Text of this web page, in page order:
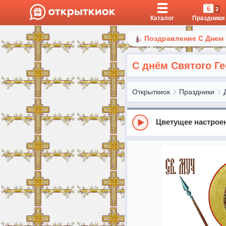
Каталог
6 2
Праздники
Поздравление С
С днём Святого
Открыткиок Праздники
Цветущее